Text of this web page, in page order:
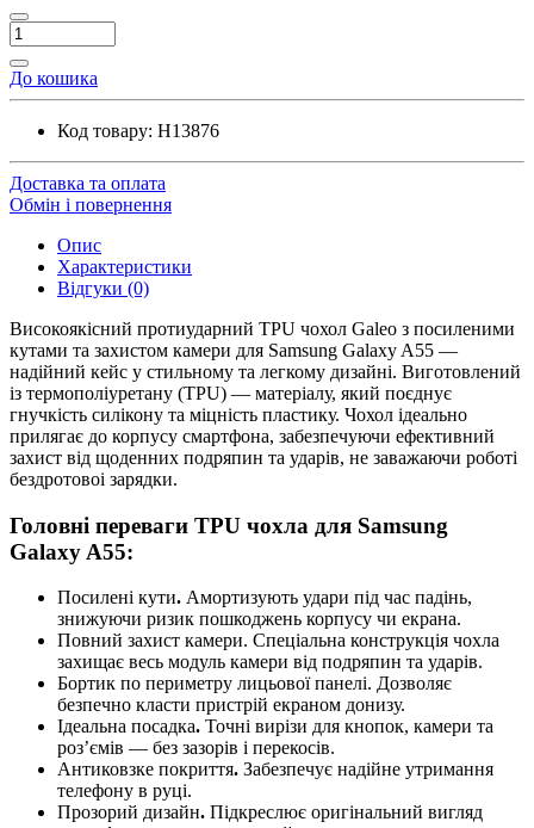
До кошика
Код товару: H13876
Доставка та оплата
Обмін і повернення
Опис
Характеристики
Відгуки (0)
Високоякісний протиударний TPU чохол Galeo з посиленими
кутами та захистом камери для Samsung Galaxy A55 —
надійний кейс у стильному та легкому дизайні. Виготовлений
із термополіуретану (TPU) — матеріалу, який поєднує
гнучкість силікону та міцність пластику. Чохол ідеально
прилягає до корпусу смартфона, забезпечуючи ефективний
захист від щоденних подряпин та ударів, не заважаючи роботі
бездротовоі зарядки.
Головні переваги TPU чохла для Samsung
Galaxy A55:
Посилені кути. Амортизують удари під час падінь,
знижуючи ризик пошкоджень корпусу чи екрана.
Повний захист камери. Спеціальна конструкція чохла
захищає весь модуль камери від подряпин та ударів.
Бортик по периметру лицьової панелі. Дозволяє
безпечно класти пристрій екраном донизу.
Ідеальна посадка. Точні вирізи для кнопок, камери та
роз’ємів — без зазорів і перекосів.
Антиковзке покриття. Забезпечує надійне утримання
телефону в руці.
Прозорий дизайн. Підкреслює оригінальний вигляд